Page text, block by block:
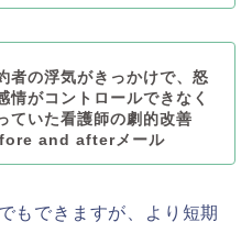
者の浮気がきっかけで、怒
情がコントロールできなく
ていた看護師の劇的改善
and afterメール
もできますが、より短期